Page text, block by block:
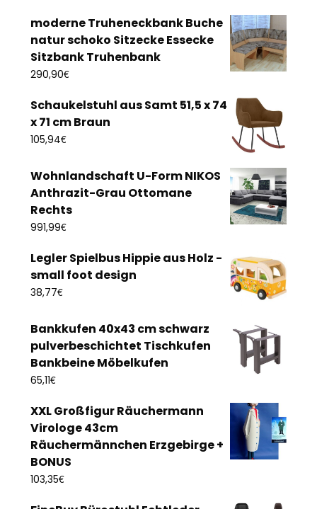
moderne Truheneckbank Buche
natur schoko Sitzecke Essecke
Sitzbank Truhenbank
290,90€
Schaukelstuhl aus Samt 51,5 x 74
x 71 cm Braun
105,94€
Wohnlandschaft U-Form NIKOS
Anthrazit-Grau Ottomane
Rechts
991,99€
Legler Spielbus Hippie aus Holz -
small foot design
38,77€
Bankkufen 40x43 cm schwarz
pulverbeschichtet Tischkufen
Bankbeine Möbelkufen
65,11€
XXL Großfigur Räuchermann
Virologe 43cm
Räuchermännchen Erzgebirge +
BONUS
103,35€